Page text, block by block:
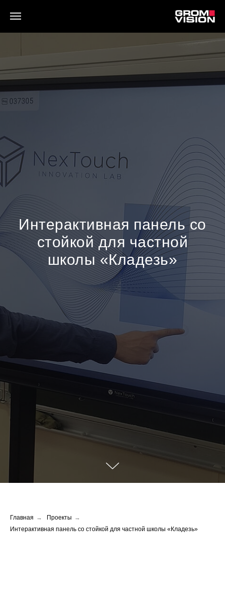
Интерактивная панель со
стойкой для частной
школы «Кладезь»
Главная → Проекты →
Интерактивная панель со стойкой для частной школы «Кладезь»